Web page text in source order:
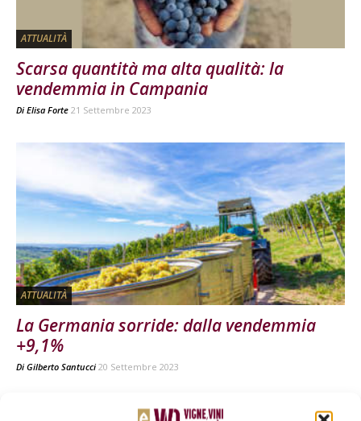
ATTUALITÀ
Scarsa quantità ma alta qualità: la
vendemmia in Campania
Di Elisa Forte 21 Settembre 2023
ATTUALITÀ
La Germania sorride: dalla vendemmia
+9,1%
Di Gilberto Santucci 20 Settembre 2023